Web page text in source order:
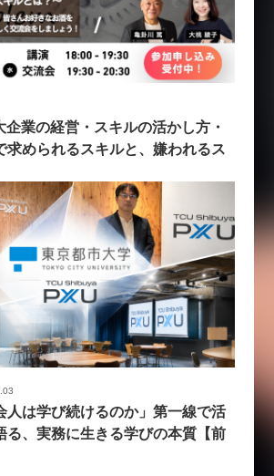
企業の経営・スキルの活かし方・
求められるスキルと、嫌われるス
人は学び続けるのか」第一線で活
る、実務に生きる学びの本質【前